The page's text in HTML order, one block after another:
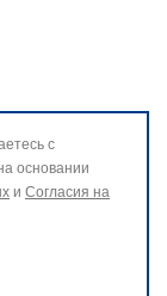
с
основании
и Согласия на